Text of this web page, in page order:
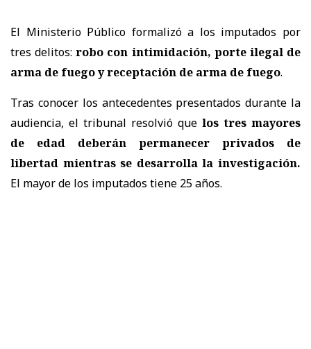
El Ministerio Público formalizó a los imputados por
tres delitos:robo con intimidación, porte ilegal de
arma de fuego y receptación de arma de fuego.
Tras conocer los antecedentes presentados durante la
audiencia, el tribunal resolvió que los tres mayores
de edad deberán permanecer privados de
libertad mientras se desarrolla la investigación.
El mayor de los imputados tiene 25 años.